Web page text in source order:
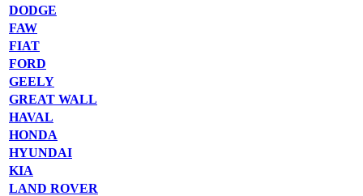
DODGE
FAW
FIAT
FORD
GEELY
GREAT WALL
HAVAL
HONDA
HYUNDAI
KIA
LAND ROVER